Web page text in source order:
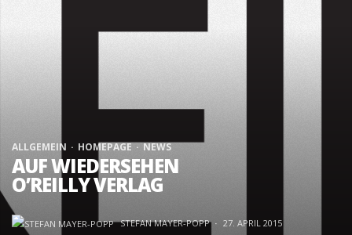
ALLGEMEIN HOMEPAGE NEWS
AUF WIEDERSEHEN
O’REILLY VERLAG
STEFAN MAYER-POPP · 27. APRIL 2015